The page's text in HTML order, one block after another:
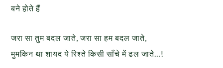
बने होते हैं
जरा सा तुम बदल जाते, जरा सा हम बदल जाते,
मुमकिन था शायद ये रिश्ते किसी साँचे में ढल जाते…!